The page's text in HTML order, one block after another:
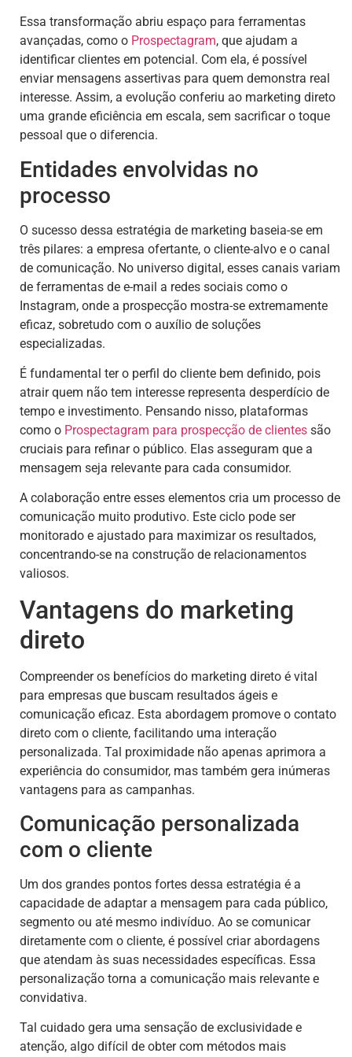
Essa transformação abriu espaço para ferramentas
avançadas, como o Prospectagram, que ajudam a
identificar clientes em potencial. Com ela, é possível
enviar mensagens assertivas para quem demonstra real
interesse. Assim, a evolução conferiu ao marketing direto
uma grande eficiência em escala, sem sacrificar o toque
pessoal que o diferencia.
Entidades envolvidas no
processo
O sucesso dessa estratégia de marketing baseia-se em
três pilares: a empresa ofertante, o cliente-alvo e o canal
de comunicação. No universo digital, esses canais variam
de ferramentas de e-mail a redes sociais como o
Instagram, onde a prospecção mostra-se extremamente
eficaz, sobretudo com o auxílio de soluções
especializadas.
É fundamental ter o perfil do cliente bem definido, pois
atrair quem não tem interesse representa desperdício de
tempo e investimento. Pensando nisso, plataformas
como o Prospectagram para prospecção de clientes são
cruciais para refinar o público. Elas asseguram que a
mensagem seja relevante para cada consumidor.
A colaboração entre esses elementos cria um processo de
comunicação muito produtivo. Este ciclo pode ser
monitorado e ajustado para maximizar os resultados,
concentrando-se na construção de relacionamentos
valiosos.
Vantagens do marketing
direto
Compreender os benefícios do marketing direto é vital
para empresas que buscam resultados ágeis e
comunicação eficaz. Esta abordagem promove o contato
direto com o cliente, facilitando uma interação
personalizada. Tal proximidade não apenas aprimora a
experiência do consumidor, mas também gera inúmeras
vantagens para as campanhas.
Comunicação personalizada
com o cliente
Um dos grandes pontos fortes dessa estratégia é a
capacidade de adaptar a mensagem para cada público,
segmento ou até mesmo indivíduo. Ao se comunicar
diretamente com o cliente, é possível criar abordagens
que atendam às suas necessidades específicas. Essa
personalização torna a comunicação mais relevante e
convidativa.
Tal cuidado gera uma sensação de exclusividade e
atenção, algo difícil de obter com métodos mais